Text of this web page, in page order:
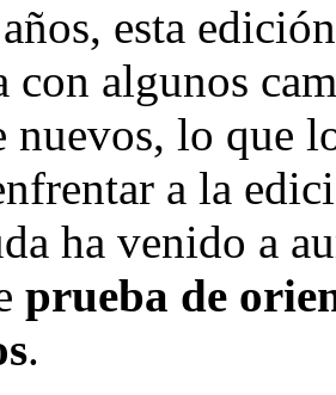
esta
con algunos
nuevos, lo que
a la
ha venido a
prueba de
.